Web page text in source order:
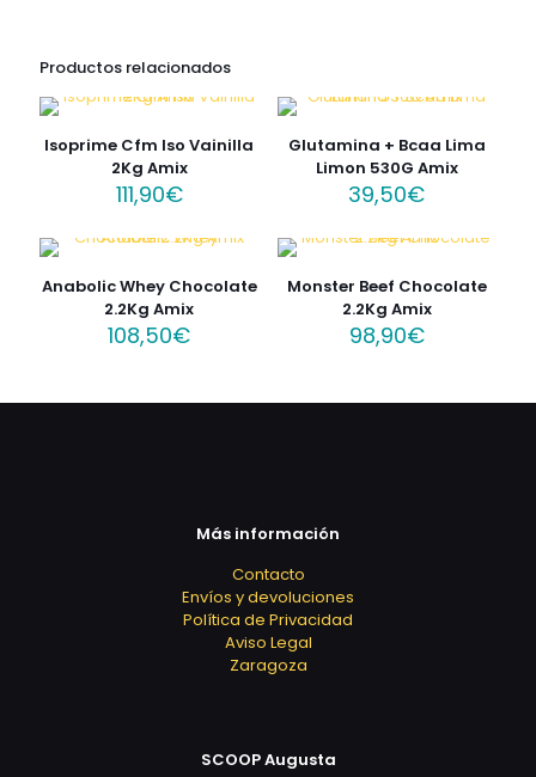
Productos relacionados
Isoprime Cfm Iso Vainilla
2Kg Amix
111,90€
Glutamina + Bcaa Lima
Limon 530G Amix
39,50€
Anabolic Whey Chocolate
2.2Kg Amix
108,50€
Monster Beef Chocolate
2.2Kg Amix
98,90€
Más información
Contacto
Envíos y devoluciones
Política de Privacidad
Aviso Legal
Zaragoza
SCOOP Augusta